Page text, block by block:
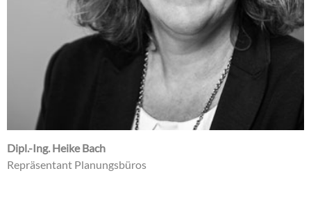
Dipl.-Ing. Heike Bach
Repräsentant Planungsbüros